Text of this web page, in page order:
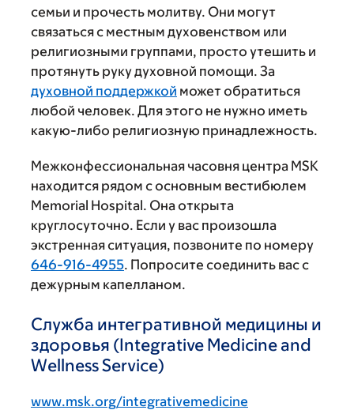
семьи и прочесть молитву. Они могут
связаться с местным духовенством или
религиозными группами, просто утешить и
протянуть руку духовной помощи. За
духовной поддержкой может обратиться
любой человек. Для этого не нужно иметь
какую-либо религиозную принадлежность.
Межконфессиональная часовня центра MSK
находится рядом с основным вестибюлем
Memorial Hospital. Она открыта
круглосуточно. Если у вас произошла
экстренная ситуация, позвоните по номеру
646-916-4955. Попросите соединить вас с
дежурным капелланом.
Служба интегративной медицины и
здоровья (Integrative Medicine and
Wellness Service)
www.msk.org/integrativemedicine